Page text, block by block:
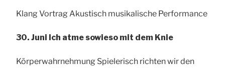
Klang Vortrag Akustisch musikalische Performance
30. Juni Ich atme sowieso mit dem Knie
Körperwahrnehmung Spielerisch richten wir den